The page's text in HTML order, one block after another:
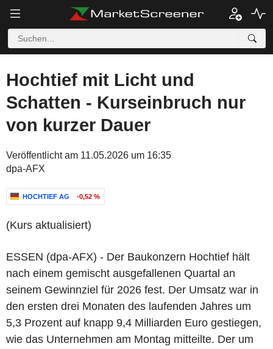
Hochtief mit Licht und
Schatten - Kurseinbruch nur
von kurzer Dauer
Veröffentlicht am 11.05.2026 um 16:35
dpa-AFX
HOCHTIEF AG -0,52 %
(Kurs aktualisiert)
ESSEN (dpa-AFX) - Der Baukonzern Hochtief hält
nach einem gemischt ausgefallenen Quartal an
seinem Gewinnziel für 2026 fest. Der Umsatz war in
den ersten drei Monaten des laufenden Jahres um
5,3 Prozent auf knapp 9,4 Milliarden Euro gestiegen,
wie das Unternehmen am Montag mitteilte. Der um